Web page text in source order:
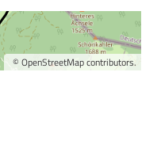
© OpenStreetMapcontributors.
von Jungholz